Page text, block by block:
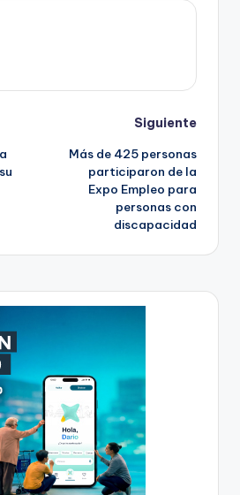
Siguiente
Más de 425 personas
participaron de la
Expo Empleo para
personas con
discapacidad